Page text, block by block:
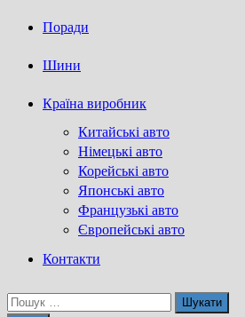
Поради
Шини
Країна виробник
Китайські авто
Німецькі авто
Корейські авто
Японські авто
Французькі авто
Європейські авто
Контакти
Пошук: